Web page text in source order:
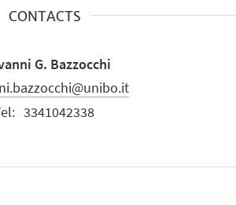
CONTACTS
G. Bazzocchi
3341042338